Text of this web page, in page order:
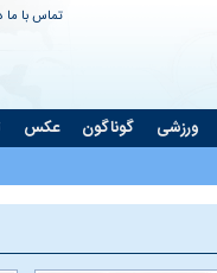
تماس با ما
ورزشی گوناگون عکس